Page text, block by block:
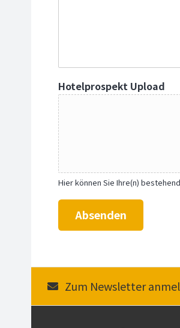
Hotelprospekt Upload
Hier können Sie Ihre(n)
Absenden
Zum Newsletter